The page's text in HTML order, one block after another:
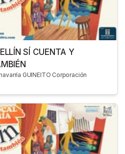
SÍ CUENTA Y
GUINEITO Corporación